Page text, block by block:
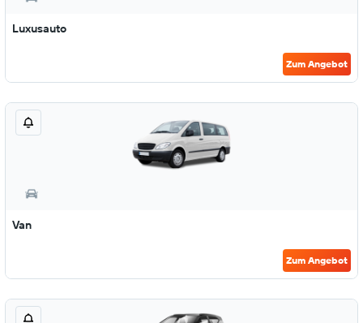
Luxusauto
Zum Angebot
Van
Zum Angebot